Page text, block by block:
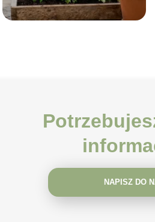
NAPISZ DO